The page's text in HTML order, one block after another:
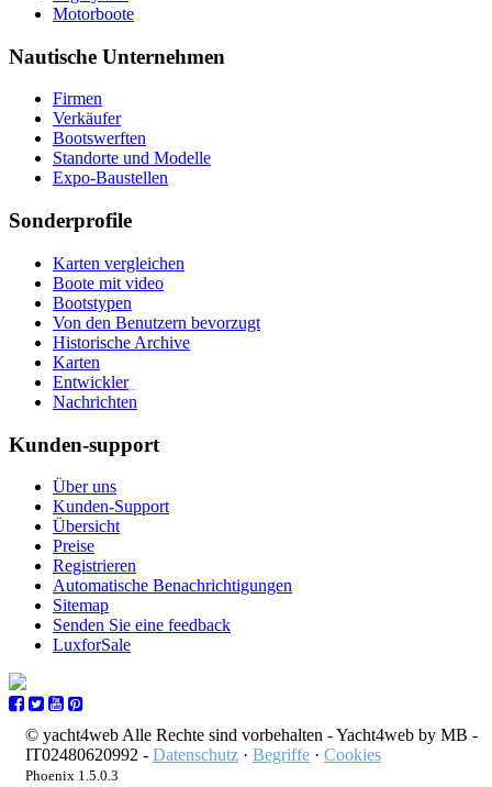
Motorboote
Nautische Unternehmen
Firmen
Verkäufer
Bootswerften
Standorte und Modelle
Expo-Baustellen
Sonderprofile
Karten vergleichen
Boote mit video
Bootstypen
Von den Benutzern bevorzugt
Historische Archive
Karten
Entwickler_
Nachrichten
Kunden-support
Über uns
Kunden-Support
Übersicht
Preise
Registrieren
Automatische Benachrichtigungen
Sitemap
Senden Sie eine feedback
LuxforSale
© yacht4web Alle Rechte sind vorbehalten -Yacht4web by MB -
IT02480620992 - Datenschutz · Begriffe · Cookies
Phoenix 1.5.0.3